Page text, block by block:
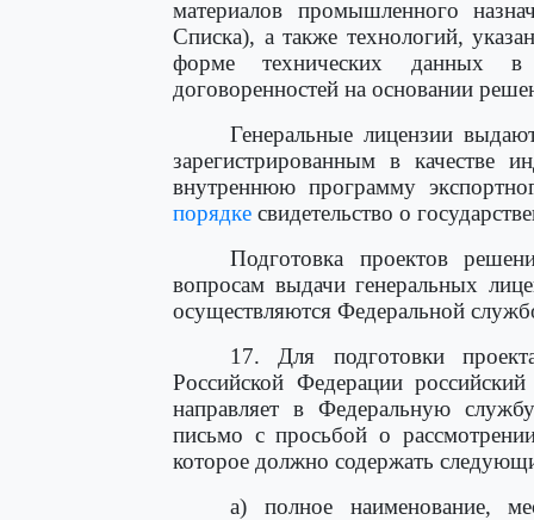
материалов промышленного
Списка), а также технологий,
форме технических данных в
договоренностей на основании
Генеральные лицензии
зарегистрированным в качестве
внутреннюю программу
порядке свидетельство о
Подготовка проектов
вопросам выдачи генеральных
осуществляются Федеральной
17. Для подготовки
Российской Федерации
направляет в Федеральную
письмо с просьбой о
которое должно содержать
а) полное наименование,